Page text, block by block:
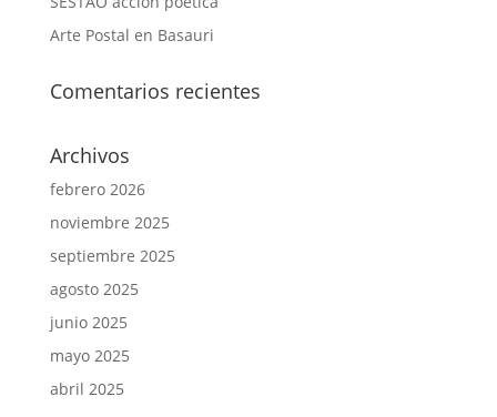
Arte Postal en Basauri
Comentarios recientes
Archivos
febrero 2026
noviembre 2025
septiembre 2025
agosto 2025
junio 2025
mayo 2025
abril 2025